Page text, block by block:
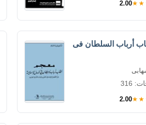
2.00
أرباب السلطان فى
316
2.00